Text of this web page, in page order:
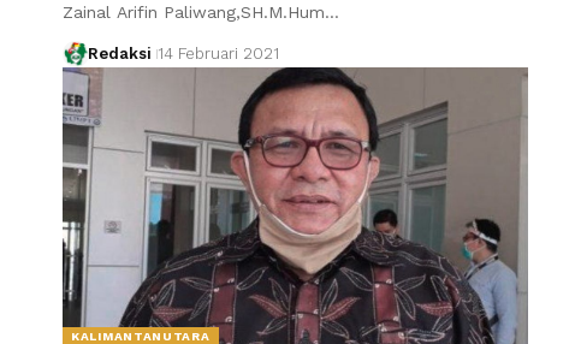
Zainal Arifin Paliwang,SH.M.Hum…
Redaksi 14 Februari 2021
KALIMANTANUTARA